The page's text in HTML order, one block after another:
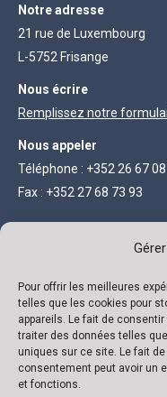
Pour offrir les meilleures
telles que les cookies pour
appareils. Le fait de
traiter des données telles
uniques sur ce site. Le fait
consentement peut avoir un
et fonctions.
Notre adresse
21 rue de Luxembourg
L-5752 Frisange
Nous écrire
Remplissez notre
Nous appeler
Téléphone : +352 26 67 08
Fax : +352 27 68 73 93
INFORMATIONS
Société anonyme au
R.C. Luxembourg B
Autorisation N° 136879/2
VAT N° LU 22332726
Banque : ING